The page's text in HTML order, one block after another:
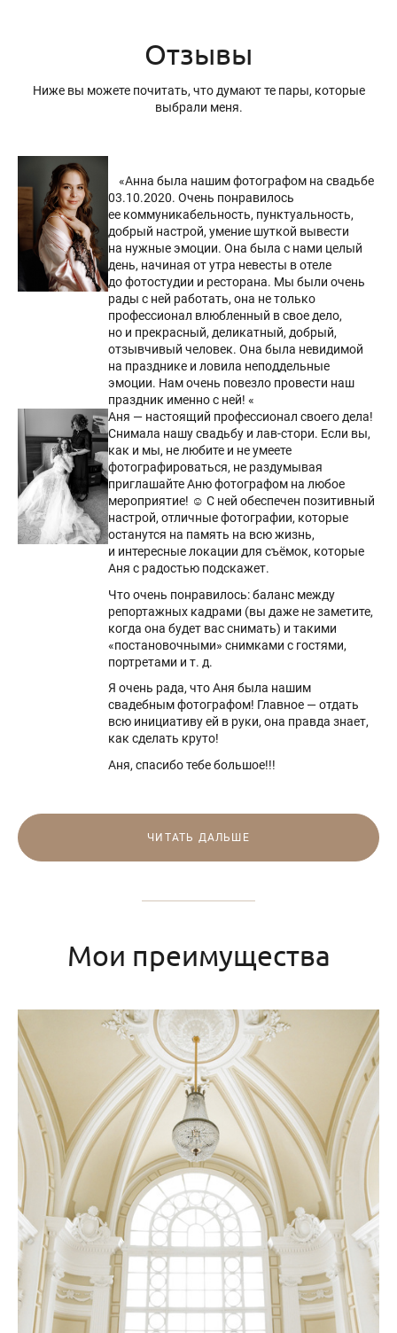
Отзывы
Ниже вы можете почитать, что думают те пары, которые
выбрали меня.
«Анна была нашим фотографом на свадьбе
03.10.2020. Очень понравилось
ее коммуникабельность, пунктуальность,
добрый настрой, умение шуткой вывести
на нужные эмоции. Она была с нами целый
день, начиная от утра невесты в отеле
до фотостудии и ресторана. Мы были очень
рады с ней работать, она не только
профессионал влюбленный в свое дело,
но и прекрасный, деликатный, добрый,
отзывчивый человек. Она была невидимой
на празднике и ловила неподдельные
эмоции. Нам очень повезло провести наш
праздник именно с ней! «
Аня — настоящий профессионал своего дела!
Снимала нашу свадьбу и лав-стори. Если вы,
как и мы, не любите и не умеете
фотографироваться, не раздумывая
приглашайте Аню фотографом на любое
мероприятие! ☺️ С ней обеспечен позитивный
настрой, отличные фотографии, которые
останутся на память на всю жизнь,
и интересные локации для съёмок, которые
Аня с радостью подскажет.
Что очень понравилось: баланс между
репортажных кадрами (вы даже не заметите,
когда она будет вас снимать) и такими
«постановочными» снимками с гостями,
портретами и т. д.
Я очень рада, что Аня была нашим
свадебным фотографом! Главное — отдать
всю инициативу ей в руки, она правда знает,
как сделать круто!
Аня, спасибо тебе большое!!!
ЧИТАТЬ ДАЛЬШЕ
Мои преимущества